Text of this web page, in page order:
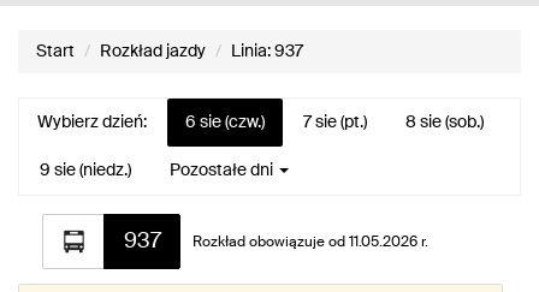
Start Rozkład jazdy Linia: 937
Wybierz dzień: 6 sie (czw.) 7 sie (pt.) 8 sie (sob.)
9 sie (niedz.) Pozostałe dni
937
jazdy
Rozkład obowiązuje od 11.05.2026 r.